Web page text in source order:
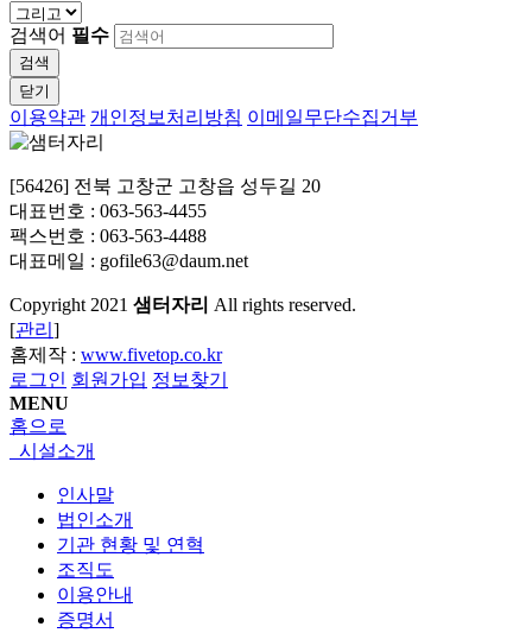
검색어 필수
검색
닫기
이용약관 개인정보처리방침 이메일무단수집거부
[56426] 전북 고창군 고창읍 성두길 20
대표번호 : 063-563-4455
팩스번호 : 063-563-4488
대표메일 : gofile63@daum.net
Copyright 2021 샘터자리 All rights reserved.
[관리 ]
홈제작 : www.fivetop.co.kr
로그인 회원가입 정보찾기
MENU
홈으로
시설소개
인사말
법인소개
기관 현황 및 연혁
조직도
이용안내
증명서